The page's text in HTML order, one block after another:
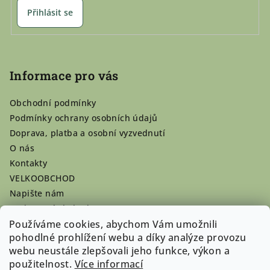
Používáme cookies, abychom Vám umožnili
pohodlné prohlížení webu a díky analýze provozu
webu neustále zlepšovali jeho funkce, výkon a
použitelnost. Více informací
Přihlásit se
Informace pro vás
Obchodní podmínky
Podmínky ochrany osobních údajů
Doprava, platba a osobní vyzvednutí
O nás
Kontakty
VELKOOBCHOD
Napište nám
Hodnocení obchodu
Registrace se vyplatí!
Pamlsky na míru
Nepřevzaté dobírky